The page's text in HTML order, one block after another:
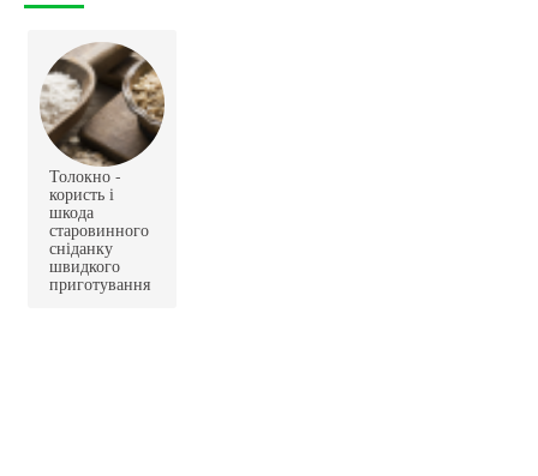
Толокно -
користь і
шкода
старовинного
сніданку
швидкого
приготування